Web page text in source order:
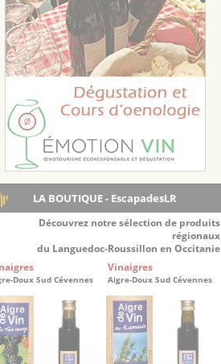
LA BOUTIQUE - EscapadesLR
Découvrez notre sélection de produits
régionaux
du Languedoc-Roussillon en Occitanie
Doux Sud Cévennes
Vinaigres
Aigre-Doux Sud Cévennes